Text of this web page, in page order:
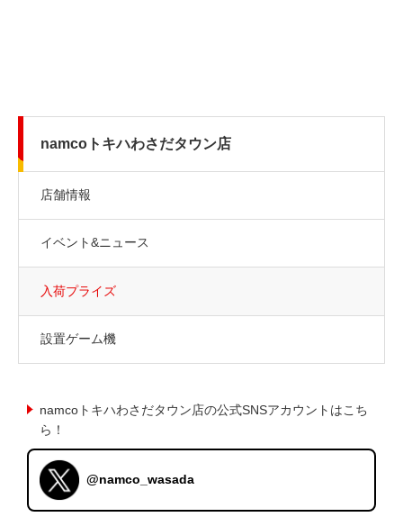
namcoトキハわさだタウン店
店舗情報
イベント&ニュース
入荷プライズ
設置ゲーム機
namcoトキハわさだタウン店の公式SNSアカウントはこち
ら！
@namco_wasada